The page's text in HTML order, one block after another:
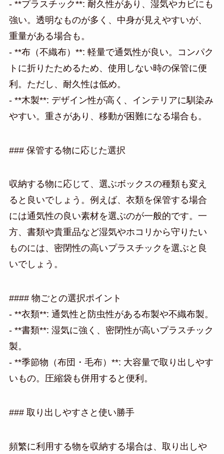
- **プラスチック**: 耐久性があり、湿気やカビにも
強い。透明なものが多く、中身が見えやすいが、
重量がある場合も。
- **布（不織布）**: 軽量で通気性が良い。コンパク
トに折りたためるため、使用しない時の保管に便
利。ただし、耐久性は低め。
- **木製**: デザイン性が高く、インテリアに馴染み
やすい。重さがあり、移動が困難になる場合も。
### 保管する物に応じた選択
収納する物に応じて、選ぶボックスの種類も変え
ると良いでしょう。例えば、衣類を保管する場合
には通気性の良い素材を選ぶのが一般的です。一
方、書類や貴重品など湿気やホコリから守りたい
ものには、密閉性の高いプラスチックを選ぶと良
いでしょう。
#### 物ごとの選択ポイント
- **衣類**: 通気性と防虫性がある布製や不織布製。
- **書類**: 湿気に強く、密閉性が高いプラスチック
製。
- **季節物（布団・毛布）**: 大容量で取り出しやす
いもの。圧縮袋も併用すると便利。
### 取り出しやすさと使い勝手
頻繁に利用する物を収納する場合は、取り出しや